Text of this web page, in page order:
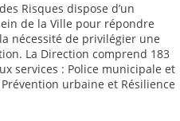
Risques dispose d’un
de la Ville pour répondre
nécessité de privilégier une
La Direction comprend 183
services : Police municipale et
urbaine et Résilience